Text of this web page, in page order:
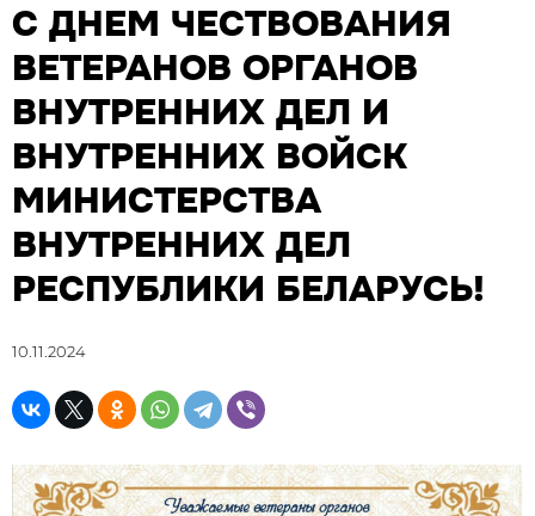
С ДНЕМ ЧЕСТВОВАНИЯ
ВЕТЕРАНОВ ОРГАНОВ
ВНУТРЕННИХ ДЕЛ И
ВНУТРЕННИХ ВОЙСК
МИНИСТЕРСТВА
ВНУТРЕННИХ ДЕЛ
РЕСПУБЛИКИ БЕЛАРУСЬ!
10.11.2024